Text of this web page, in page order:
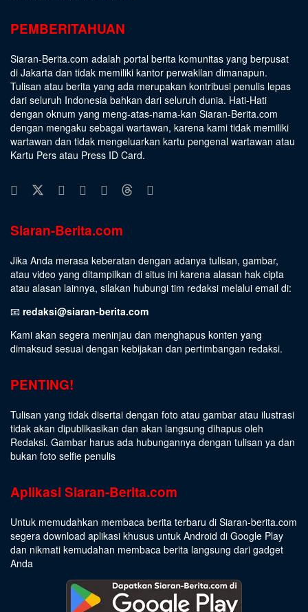
PEMBERITAHUAN
Siaran-Berita.com adalah portal berita komunitas yang berpusat
di Jakarta dan tidak memiliki kantor perwakilan dimanapun.
Tulisan atau berita yang ada merupakan kontribusi penulis lepas
dari seluruh Indonesia bahkan dari seluruh dunia. Hati-Hati
dengan oknum yang meng-atas-nama-kan Siaran-Berita.com
dengan mengaku sebagai wartawan, karena kami tidak memiliki
wartawan dan tidak mengeluarkan kartu pengenal wartawan atau
Kartu Pers atau Press ID Card.
Siaran-Berita.com
Jika Anda merasa keberatan dengan adanya tulisan, gambar,
atau video yang ditampilkan di situs ini karena alasan hak cipta
atau alasan lainnya, silakan hubungi tim redaksi melalui email di:
📧 redaksi@siaran-berita.com
Kami akan segera meninjau dan menghapus konten yang
dimaksud sesuai dengan kebijakan dan pertimbangan redaksi.
PENTING!
Tulisan yang tidak disertai dengan foto atau gambar atau ilustrasi
tidak akan dipublikasikan dan akan langsung dihapus oleh
Redaksi. Gambar harus ada hubungannya dengan tulisan ya dan
bukan foto selfie penulis
Aplikasi Siaran-Berita.com
Untuk memudahkan membaca berita terbaru di Siaran-berita.com
segera download aplikasi khusus untuk Android di Google Play
dan nikmati kemudahan membaca berita langsung dari gadget
Anda